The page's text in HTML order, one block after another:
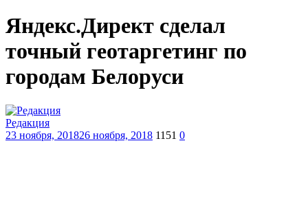
Яндекс.Директ сделал
точный геотаргетинг по
городам Белоруси
Редакция
23 ноября, 201826 ноября, 2018 1151 0